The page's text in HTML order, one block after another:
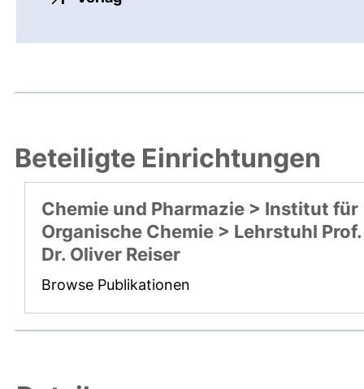
Beteiligte Einrichtungen
Chemie und Pharmazie > Institut für
Organische Chemie > Lehrstuhl Prof.
Dr. Oliver Reiser
Browse Publikationen